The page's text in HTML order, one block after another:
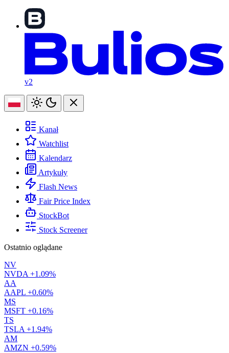
v2
Kanał
Watchlist
Kalendarz
Artykuły
Flash News
Fair Price Index
StockBot
Stock Screener
Ostatnio oglądane
NV
NVDA +1.09%
AA
AAPL +0.60%
MS
MSFT +0.16%
TS
TSLA +1.94%
AM
AMZN +0.59%